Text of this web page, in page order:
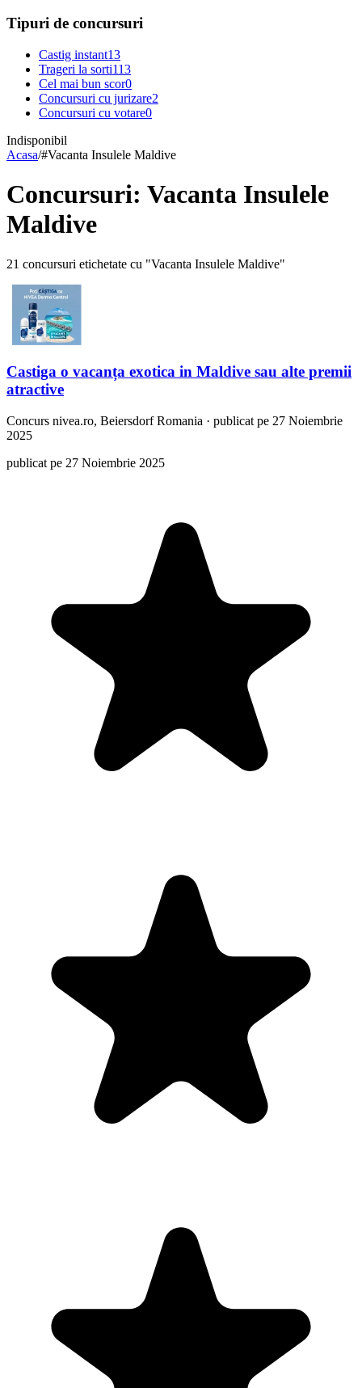
Tipuri de concursuri
Castig instant13
Trageri la sorti113
Cel mai bun scor0
Concursuri cu jurizare2
Concursuri cu votare0
Indisponibil
Acasa/#Vacanta Insulele Maldive
Concursuri: Vacanta Insulele
Maldive
21 concursuri etichetate cu "Vacanta Insulele Maldive"
Castiga o vacanța exotica in Maldive sau alte premii
atractive
Concurs nivea.ro, Beiersdorf Romania · publicat pe 27 Noiembrie
2025
publicat pe 27 Noiembrie 2025